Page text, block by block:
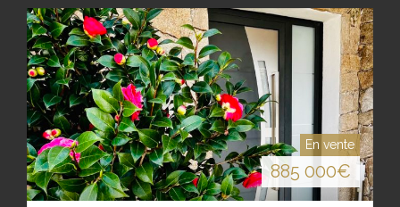
En vente
885 000€